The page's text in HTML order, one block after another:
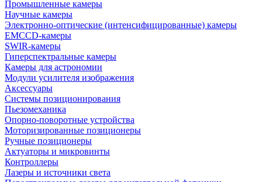
Промышленные камеры
Научные камеры
Электронно-оптические (интенсифицированные) камеры
EMCCD-камеры
SWIR-камеры
Гиперспектральные камеры
Камеры для астрономии
Модули усилителя изображения
Аксессуары
Системы позиционирования
Пьезомеханика
Опорно-поворотные устройства
Моторизированные позиционеры
Ручные позиционеры
Актуаторы и микровинты
Контроллеры
Лазеры и источники света